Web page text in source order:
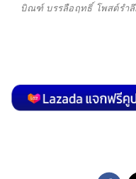
บิณฑ์ บรรลือฤทธิ์ โพสต์รำ